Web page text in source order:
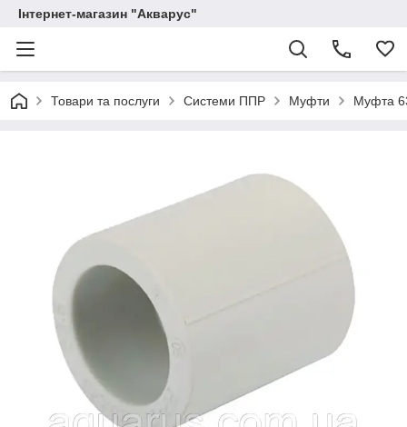
Інтернет-магазин "Акварус"
Товари та послуги Системи ППР Муфти Муфта